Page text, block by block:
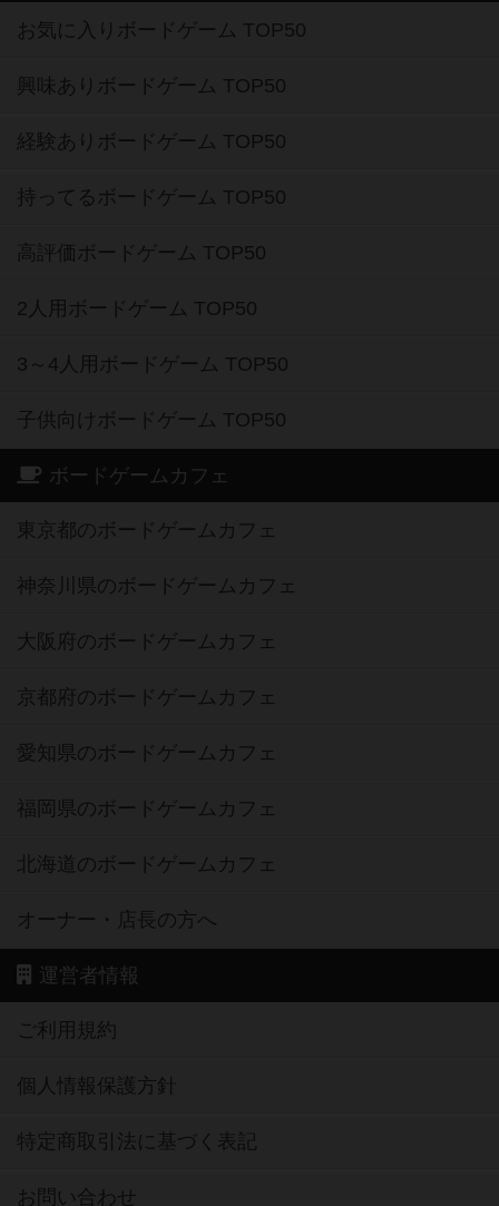
お気に入りボードゲーム TOP50
興味ありボードゲーム TOP50
経験ありボードゲーム TOP50
持ってるボードゲーム TOP50
高評価ボードゲーム TOP50
2人用ボードゲーム TOP50
3～4人用ボードゲーム TOP50
子供向けボードゲーム TOP50
ボードゲームカフェ
東京都のボードゲームカフェ
神奈川県のボードゲームカフェ
大阪府のボードゲームカフェ
京都府のボードゲームカフェ
愛知県のボードゲームカフェ
福岡県のボードゲームカフェ
北海道のボードゲームカフェ
オーナー・店長の方へ
運営者情報
ご利用規約
個人情報保護方針
特定商取引法に基づく表記
お問い合わせ